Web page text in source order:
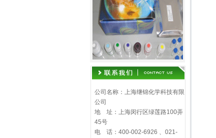
公司名称：上海继锦化学科技有限
公司
地 址：上海闵行区绿莲路100弄
45号
电 话：400-002-6926 、021-